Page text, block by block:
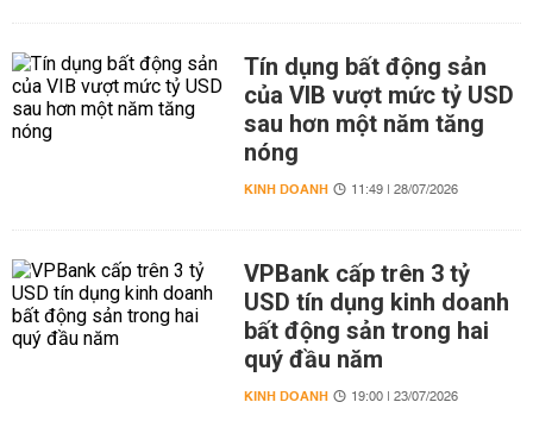
Tín dụng bất động sản
của VIB vượt mức tỷ USD
sau hơn một năm tăng
nóng
KINH DOANH 11:49 | 28/07/2026
VPBank cấp trên 3 tỷ
USD tín dụng kinh doanh
bất động sản trong hai
quý đầu năm
KINH DOANH 19:00 | 23/07/2026